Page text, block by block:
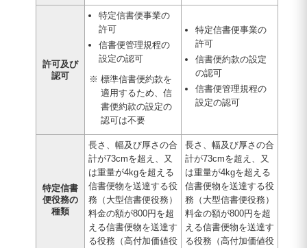
許可及び
認可
特定信書便事業の
許可
信書便管理規程の
設定の認可
※ 標準信書便約款を
適用するため、信
書便約款の設定の
認可は不要
特定信書便事業の
許可
信書便約款の設定
の認可
信書便管理規程の
設定の認可
特定信書
便役務の
種類
長さ、幅及び厚さの合
計が73cmを超え、又
は重量が4kgを超える
信書便物を送達する役
務（大型信書便役務）
料金の額が800円を超
える信書便物を送達す
る役務（高付加価値役
長さ、幅及び厚さの合
計が73cmを超え、又
は重量が4kgを超える
信書便物を送達する役
務（大型信書便役務）
料金の額が800円を超
える信書便物を送達す
る役務（高付加価値役